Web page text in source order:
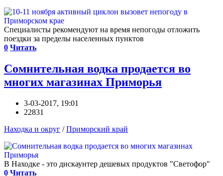
Специалисты рекомендуют на время непогоды отложить
поездки за пределы населенных пунктов
0 Читать
Сомнительная водка продается во
многих магазинах Приморья
3-03-2017, 19:01
22831
Находка и округ /Приморский край
В Находке - это дискаунтер дешевых продуктов "Светофор"
0 Читать